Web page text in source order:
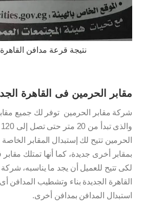
نتيجة قرعة مدافن القاهرة
مقابر الحرمين فى القاهرة
شركة مقابر الحرمين توفر لك جميع
الحرمين تتيح لك إستبدال المقابر
بمقابر أخرى جديدة، كما أنها تمتلك
لكى تتيح للعميل أن يجد ما يناسبه،
القاهرة الجديدة بناء وتشطيب
استبدال المدافن بمدافن أخرى.